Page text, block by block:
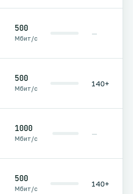
500
Мбит/с
—
500
Мбит/с
140+
1000
Мбит/с
—
500
Мбит/с
140+